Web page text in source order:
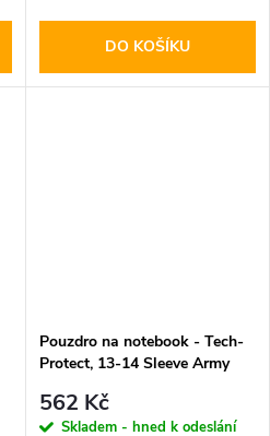
DO KOŠÍKU
Pouzdro na notebook - Tech-
Protect, 13-14 Sleeve Army
562 Kč
Skladem - hned k odeslání